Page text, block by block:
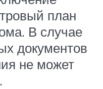
план
В случае
документов
не может